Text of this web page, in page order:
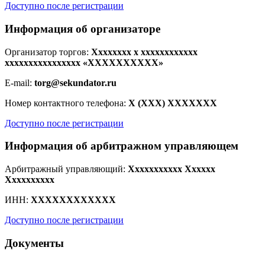
Доступно после регистрации
Информация об организаторе
Организатор торгов: Xxxxxxxx x xxxxxxxxxxxx
xxxxxxxxxxxxxxxx «XXXXXXXXXX»
E-mail: torg@sekundator.ru
Номер контактного телефона: X (XXX) XXXXXXX
Доступно после регистрации
Информация об арбитражном управляющем
Арбитражный управляющий: Xxxxxxxxxxx Xxxxxx
Xxxxxxxxxx
ИНН: XXXXXXXXXXXX
Доступно после регистрации
Документы